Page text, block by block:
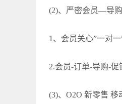
(2)、严密会员—导
1、会员关心”一对
2.会员-订单-导购-促
(3)、O2O 新零售